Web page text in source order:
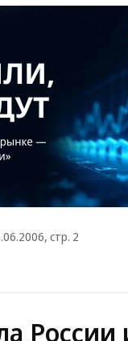
стр. 2
России